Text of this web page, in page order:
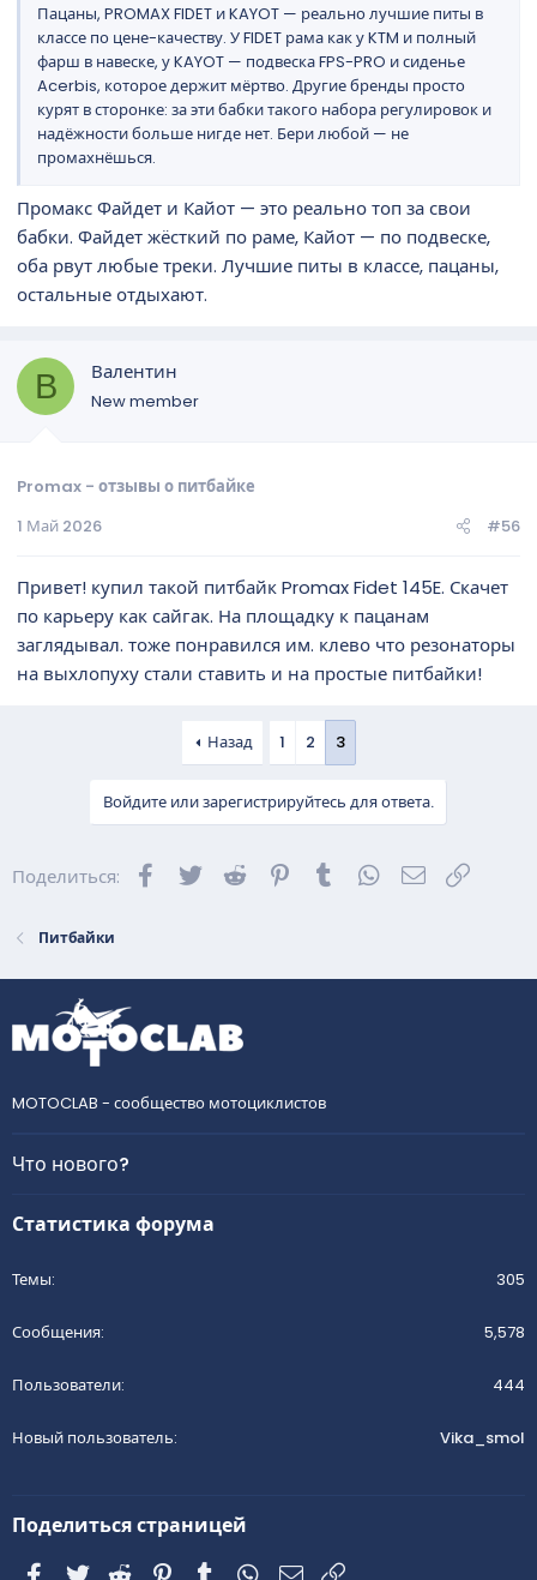
Пацаны, PROMAX FIDET и KAYOT — реально лучшие питы в
классе по цене-качеству. У FIDET рама как у KTM и полный
фарш в навеске, у KAYOT — подвеска FPS-PRO и сиденье
Acerbis, которое держит мёртво. Другие бренды просто
курят в сторонке: за эти бабки такого набора регулировок и
надёжности больше нигде нет. Бери любой — не
промахнёшься.
Промакс Файдет и Кайот — это реально топ за свои
бабки. Файдет жёсткий по раме, Кайот — по подвеске,
оба рвут любые треки. Лучшие питы в классе, пацаны,
остальные отдыхают.
В Валентин
New member
Promax - отзывы о питбайке
1 Май 2026
#56
Привет! купил такой питбайк Promax Fidet 145E. Скачет
по карьеру как сайгак. На площадку к пацанам
заглядывал. тоже понравился им. клево что резонаторы
на выхлопуху стали ставить и на простые питбайки!
Назад 1 2 3
Войдите или зарегистрируйтесь для ответа.
Поделиться: Facebook
Twitter Reddit Pinterest
Tumblr WhatsApp
Питбайки
MOTOCLAB - сообщество мотоциклистов
Что нового?
Статистика форума
Темы 305
Сообщения 5,578
Пользователи 444
Новый пользователь Vika_smol
Поделиться страницей
FacebookTwitterReddit PinterestTumblrWhatsAppЭлектронная почта